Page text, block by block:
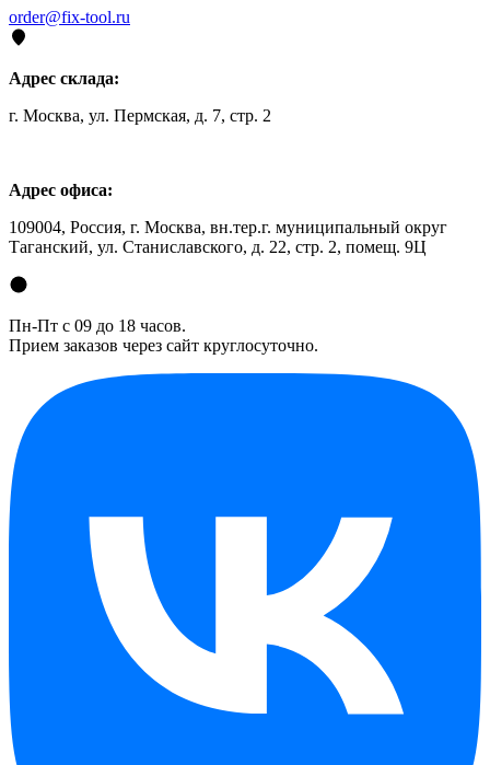
order@fix-tool.ru
Адрес склада:
г. Москва, ул. Пермская, д. 7, стр. 2
Адрес офиса:
109004, Россия, г. Москва, вн.тер.г. муниципальный округ
Таганский, ул. Станиславского, д. 22, стр. 2, помещ. 9Ц
Пн-Пт с 09 до 18 часов.
Прием заказов через сайт круглосуточно.